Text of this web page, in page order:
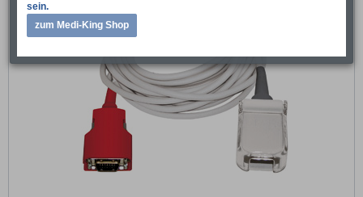
sein.
zum Medi-King Shop